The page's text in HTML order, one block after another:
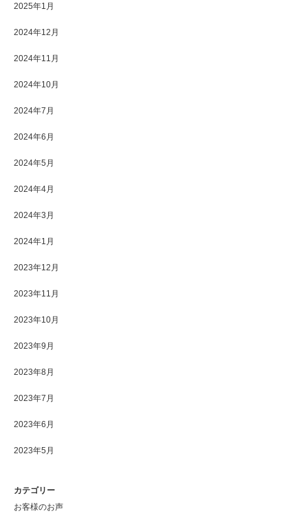
2025年1月
2024年12月
2024年11月
2024年10月
2024年7月
2024年6月
2024年5月
2024年4月
2024年3月
2024年1月
2023年12月
2023年11月
2023年10月
2023年9月
2023年8月
2023年7月
2023年6月
2023年5月
カテゴリー
お客様のお声